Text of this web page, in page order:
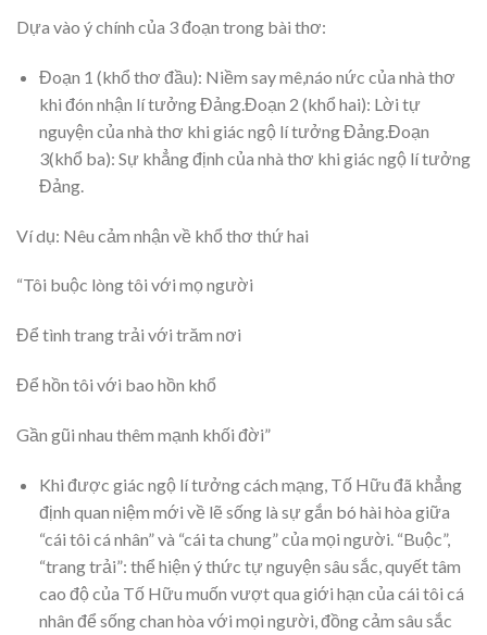
Dựa vào ý chính của 3 đoạn trong bài thơ:
Đoạn 1 (khổ thơ đầu): Niềm say mê,náo nức của nhà thơ
khi đón nhận lí tưởng Đảng.Đoạn 2 (khổ hai): Lời tự
nguyện của nhà thơ khi giác ngộ lí tưởng Đảng.Đoạn
3(khổ ba): Sự khẳng định của nhà thơ khi giác ngộ lí tưởng
Đảng.
Ví dụ: Nêu cảm nhận về khổ thơ thứ hai
“Tôi buộc lòng tôi với mọ người
Để tình trang trải với trăm nơi
Để hồn tôi với bao hồn khổ
Gần gũi nhau thêm mạnh khối đời”
Khi được giác ngộ lí tưởng cách mạng, Tố Hữu đã khẳng
định quan niệm mới về lẽ sống là sự gắn bó hài hòa giữa
“cái tôi cá nhân” và “cái ta chung” của mọi người. “Buộc”,
“trang trải”: thể hiện ý thức tự nguyện sâu sắc, quyết tâm
cao độ của Tố Hữu muốn vượt qua giới hạn của cái tôi cá
nhân để sống chan hòa với mọi người, đồng cảm sâu sắc